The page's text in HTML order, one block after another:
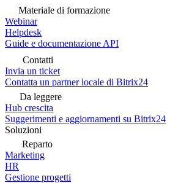
Materiale di formazione
Webinar
Helpdesk
Guide e documentazione API
Contatti
Invia un ticket
Contatta un partner locale di Bitrix24
Da leggere
Hub crescita
Suggerimenti e aggiornamenti su Bitrix24
Soluzioni
Reparto
Marketing
HR
Gestione progetti